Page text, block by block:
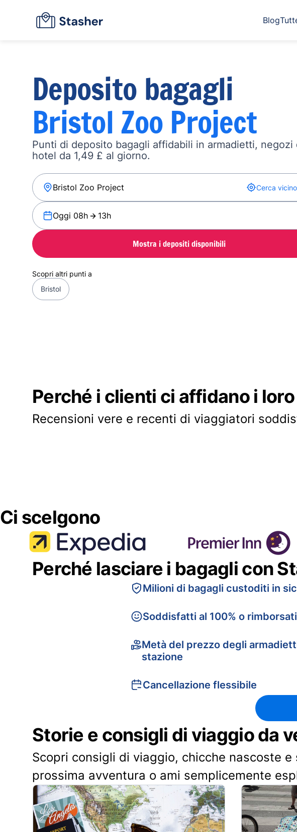
Blog
Deposito bagagli
Bristol Zoo Project
Punti di deposito bagagli affidabili in armadietti, negozi
hotel da 1,49 £ al giorno.
Cerca
Oggi 08h 13h
Mostra i depositi disponibili
Scopri altri punti a
Bristol
Perché i clienti ci affidano i
Recensioni vere e recenti di viaggiatori
Ci scelgono
Perché lasciare i bagagli con
Milioni di bagagli custoditi in
Soddisfatti al 100% o rimborsati
Metà del prezzo degli
stazione
Cancellazione flessibile
Storie e consigli di viaggio da
Scopri consigli di viaggio, chicche nascoste
prossima avventura o ami semplicemente